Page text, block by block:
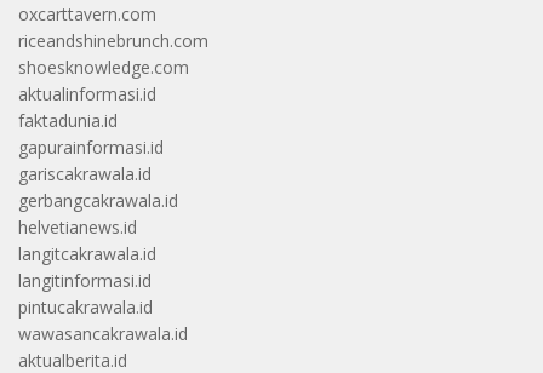
oxcarttavern.com
riceandshinebrunch.com
shoesknowledge.com
aktualinformasi.id
faktadunia.id
gapurainformasi.id
gariscakrawala.id
gerbangcakrawala.id
helvetianews.id
langitcakrawala.id
langitinformasi.id
pintucakrawala.id
wawasancakrawala.id
aktualberita.id